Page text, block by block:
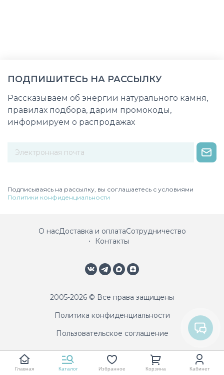
ПОДПИШИТЕСЬ НА РАССЫЛКУ
Рассказываем об энергии натурального камня,
правилах подбора, дарим промокоды,
информируем о распродажах
Подписываясь на рассылку, вы соглашаетесь с условиями
Политики конфиденциальности
О насДоставка и оплатаСотрудничество
Контакты
2005-2026 © Все права защищены
Политика конфиденциальности
Пользовательское соглашение
Главная Каталог Избранное Корзина Кабинет